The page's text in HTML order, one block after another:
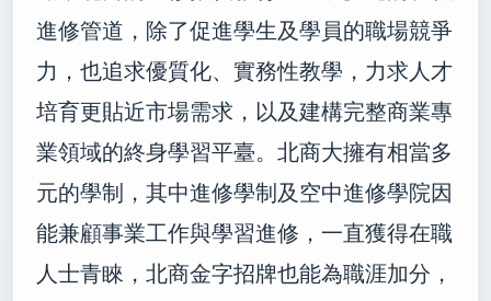
進修管道，除了促進學生及學員的職場競爭
力，也追求優質化、實務性教學，力求人才
培育更貼近市場需求，以及建構完整商業專
業領域的終身學習平臺。 北商大擁有相當多
元的學制，其中進修學制及空中進修學院因
能兼顧事業工作與學習進修，一直獲得在職
人士青睞，北商金字招牌也能為職涯加分，